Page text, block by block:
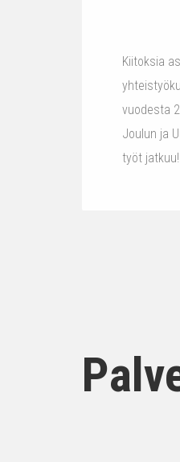
Kiitoksia
vuodesta
Joulun ja
työt jatkuu!